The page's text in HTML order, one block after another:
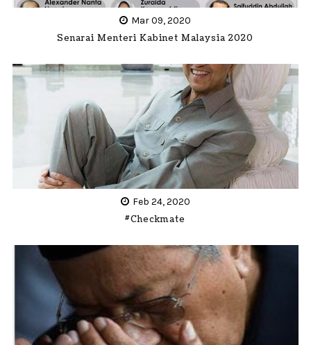
Mar 09, 2020
Senarai Menteri Kabinet Malaysia 2020
Feb 24, 2020
#Checkmate